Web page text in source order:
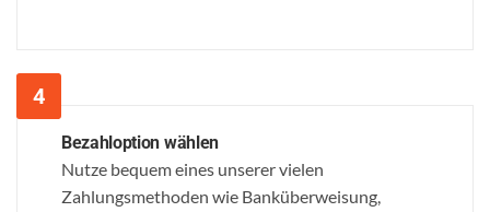
Bezahloption wählen
Nutze bequem eines unserer vielen
Zahlungsmethoden wie Banküberweisung,